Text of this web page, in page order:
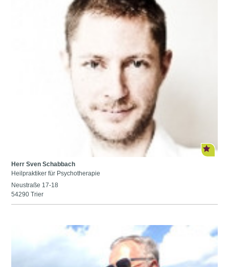
Herr Sven Schabbach
Heilpraktiker für Psychotherapie
Neustraße 17-18
54290 Trier